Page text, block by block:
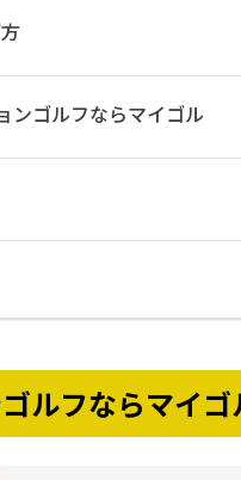
ンゴルフならマイゴル
ルフならマイゴ